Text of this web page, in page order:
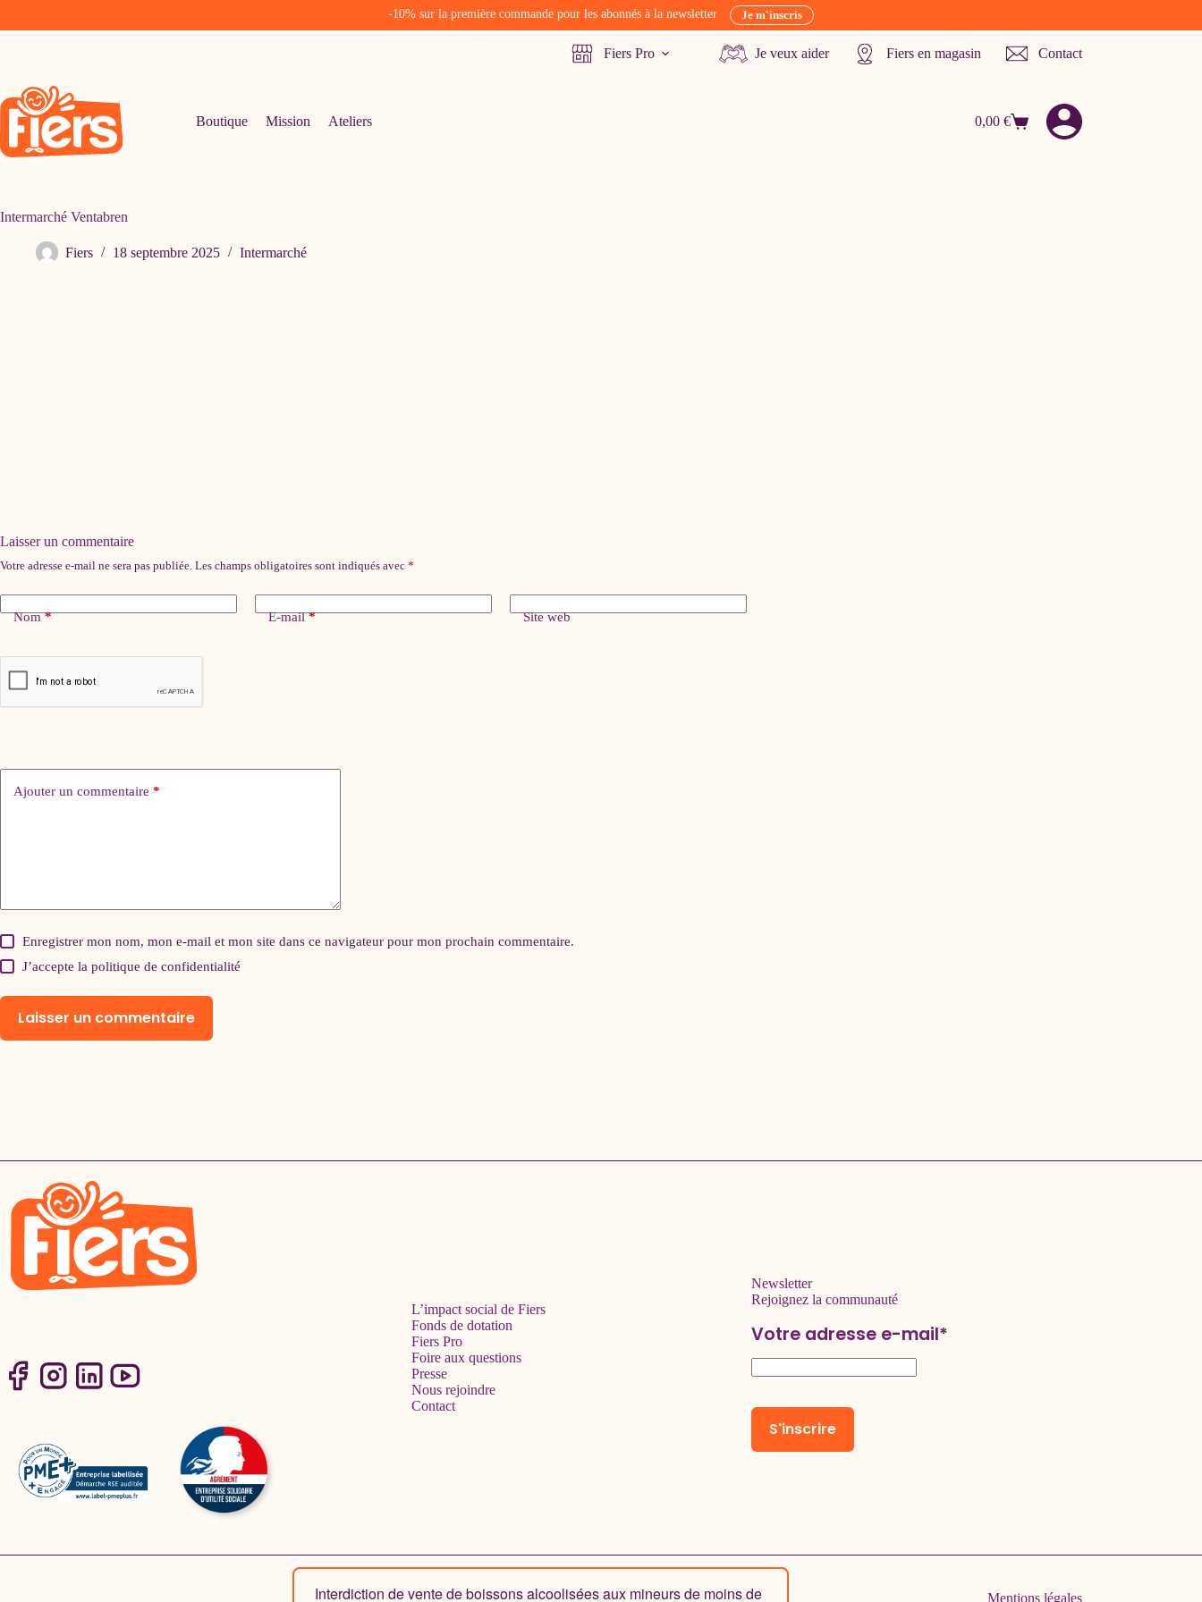
-10% sur la première commande pour les abonnés à la newsletter Je m'inscris
Fiers Pro Je veux aider Fiers en magasin Contact
Boutique Mission Ateliers
Panier
0,00 €
Intermarché Ventabren
Fiers 18 septembre 2025 Intermarché
Laisser un commentaire
Votre adresse e-mail ne sera pas publiée. Les champs obligatoires sont indiqués avec *
Nom* E-mail* Site web
Ajouter un commentaire *
Enregistrer mon nom, mon e-mail et mon site dans ce navigateur pour mon prochain commentaire.
J’accepte lapolitique de confidentialité
Laisser un commentaire
L’impact social de Fiers
Fonds de dotation
Fiers Pro
Foire aux questions
Presse
Nous rejoindre
Contact
Newsletter
Rejoignez la communauté
Votre adresse e-mail*
Interdiction de vente de boissons alcoolisées aux mineurs de moins de Mentions légales